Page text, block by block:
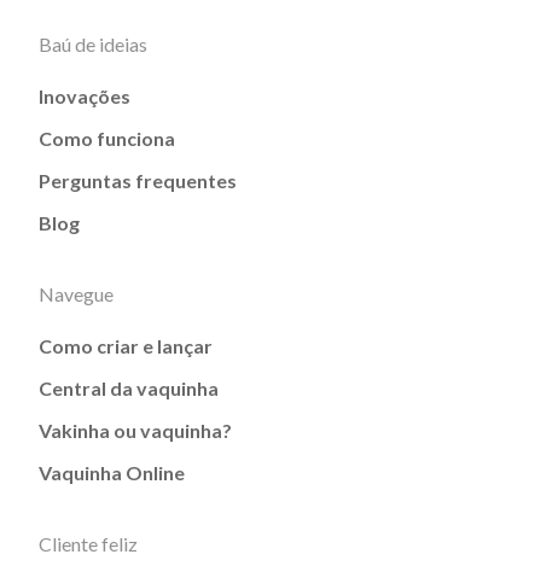
Baú de ideias
Inovações
Como funciona
Perguntas frequentes
Blog
Navegue
Como criar e lançar
Central da vaquinha
Vakinha ou vaquinha?
Vaquinha Online
Cliente feliz